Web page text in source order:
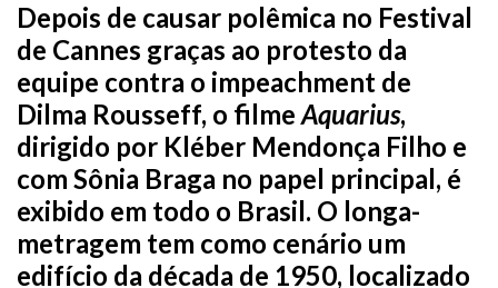
Depois de causar polêmica no Festival
de Cannes graças ao protesto da
equipe contra o impeachment de
Dilma Rousseff, o filmeAquarius,
dirigido por Kléber Mendonça Filho e
com Sônia Braga no papel principal, é
exibido em todo o Brasil. O longa-
metragem tem como cenário um
edifício da década de 1950, localizado